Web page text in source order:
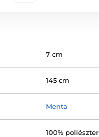
7 cm
145 cm
Menta
100% poliészter